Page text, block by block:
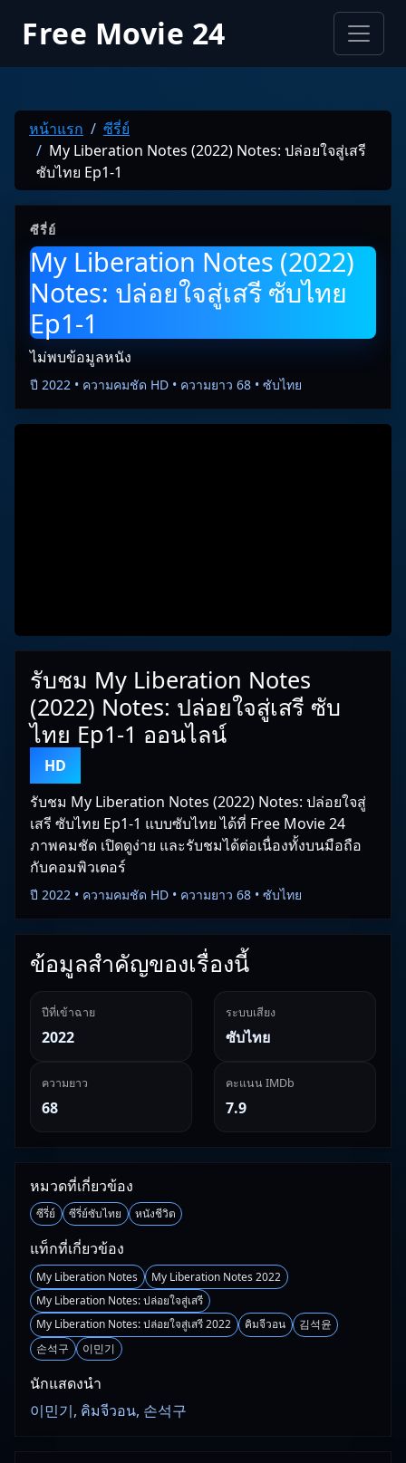
Free Movie 24
หน้าแรก
ซีรี่ย์
My Liberation Notes (2022) Notes: ปล่อยใจสู่เสรี
ซับไทย Ep1-1
ซีรี่ย์
My Liberation Notes (2022)
Notes: ปล่อยใจสู่เสรี ซับไทย
Ep1-1
ไม่พบข้อมูลหนัง
ปี 2022 • ความคมชัด HD • ความยาว 68 • ซับไทย
รับชม My Liberation Notes
(2022) Notes: ปล่อยใจสู่เสรี ซับ
ไทย Ep1-1 ออนไลน์
HD
รับชม My Liberation Notes (2022) Notes: ปล่อยใจสู่
เสรี ซับไทย Ep1-1 แบบซับไทย ได้ที่ Free Movie 24
ภาพคมชัด เปิดดูง่าย และรับชมได้ต่อเนื่องทั้งบนมือถือ
กับคอมพิวเตอร์
ปี 2022 • ความคมชัด HD • ความยาว 68 • ซับไทย
ข้อมูลสำคัญของเรื่องนี้
ปีที่เข้าฉาย
2022
ระบบเสียง
ซับไทย
ความยาว
68
คะแนน IMDb
7.9
หมวดที่เกี่ยวข้อง
ซีรี่ย์ ซีรี่ย์ซับไทย หนังชีวิต
แท็กที่เกี่ยวข้อง
My Liberation Notes
My Liberation Notes 2022
My Liberation Notes: ปล่อยใจสู่เสรี
My Liberation Notes: ปล่อยใจสู่เสรี 2022
คิมจีวอน
김석윤
손석구
이민기
นักแสดงนำ
이민기, คิมจีวอน, 손석구